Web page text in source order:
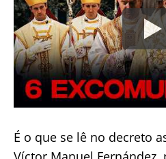
É o que se lê no decreto